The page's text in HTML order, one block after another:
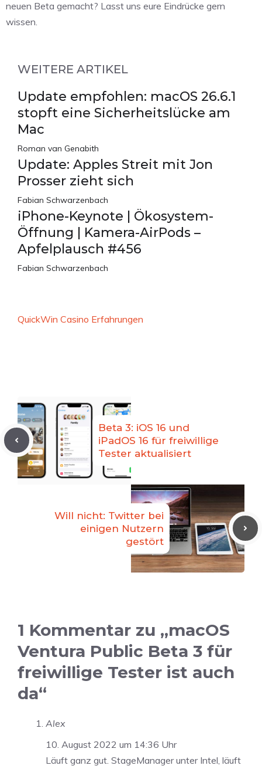
neuen Beta gemacht? Lasst uns eure Eindrücke gern
wissen.
WEITERE ARTIKEL
Update empfohlen: macOS 26.6.1
stopft eine Sicherheitslücke am
Mac
Roman van Genabith
Update: Apples Streit mit Jon
Prosser zieht sich
Fabian Schwarzenbach
iPhone-Keynote | Ökosystem-
Öffnung | Kamera-AirPods –
Apfelplausch #456
Fabian Schwarzenbach
QuickWin Casino Erfahrungen
Beta 3: iOS 16 und
iPadOS 16 für freiwillige
Tester aktualisiert
Will nicht: Twitter bei
einigen Nutzern
gestört
1 Kommentar zu „macOS
Ventura Public Beta 3 für
freiwillige Tester ist auch
da“
Alex
10. August 2022 um 14:36 Uhr
Läuft ganz gut. StageManager unter Intel, läuft